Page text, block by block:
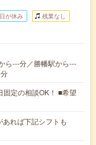
が休み 残業なし
ら---分／勝幡駅から---
定の相談OK！ ■希望
れば下記シフトも